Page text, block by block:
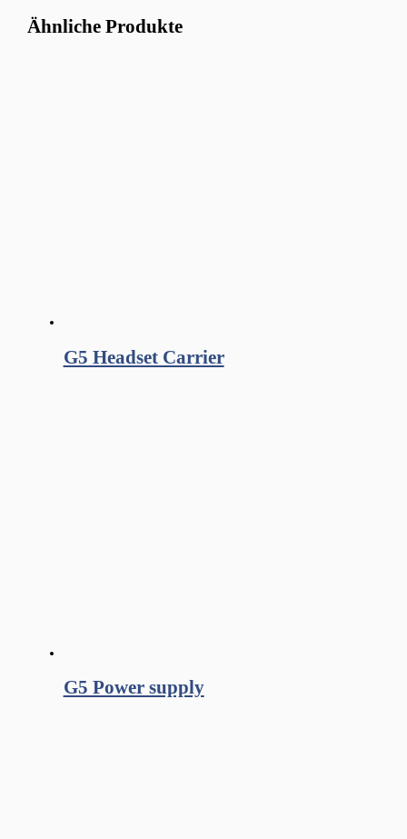
Ähnliche Produkte
G5 Headset Carrier
G5 Power supply